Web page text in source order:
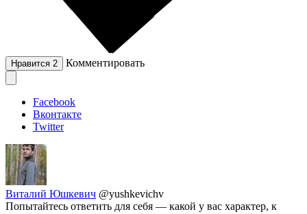
Нравится 2 Комментировать
Facebook
Вконтакте
Twitter
Виталий Юшкевич @yushkevichv
Попытайтесь ответить для себя — какой у вас характер, к